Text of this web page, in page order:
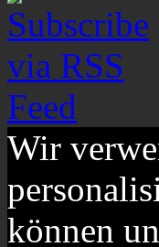
Wir
können